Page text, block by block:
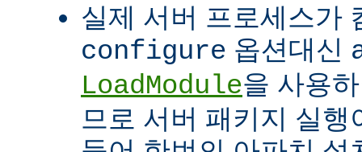
실제 서버 프로세스가
configure 옵션대신
LoadModule을 사용
므로 서버 패키지 실행